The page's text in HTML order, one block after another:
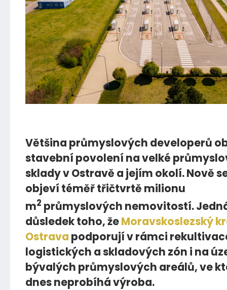
Většina průmyslových developerů
stavební povolení na velké
sklady v Ostravě a jejím okolí. Nově
objeví téměř třičtvrtě milionu
m2 průmyslových nemovitostí.
důsledek toho, žeMoravskoslezský
Ostrava podporují v rámci
logistických a skladových zón i na
bývalých průmyslových areálů, ve
dnes neprobíhá výroba.